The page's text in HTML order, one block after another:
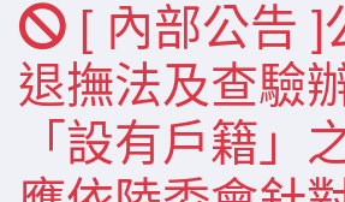
[ 內部公告 ]
退撫法及查驗
「設有戶籍」